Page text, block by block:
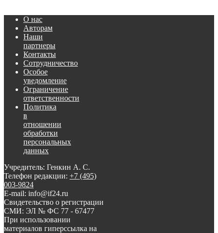
О нас
Авторам
Наши
партнеры
Контакты
Сотрудничество
Особое
уведомление
Ограничение
ответственности
Политика
в
отношении
обработки
персональных
данных
Учредитель: Генкин А. С.
Телефон редакции: +7 (495)
003-9824
E-mail: info@if24.ru
Свидетельство о регистрации
СМИ: ЭЛ № ФС 77 - 67477
При использовании
материалов гиперссылка на